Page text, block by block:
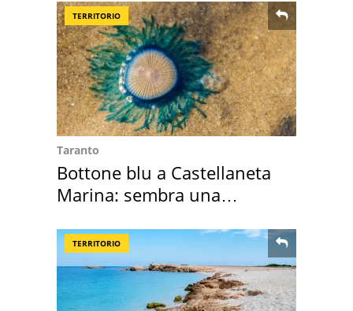
TERRITORIO
Taranto
Bottone blu a Castellaneta
Marina: sembra una
TERRITORIO